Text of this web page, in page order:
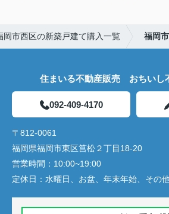
岡市西区の新築戸建て購入一覧 福岡
住まいる不動産販売 おちいし
092-409-4170
〒812-0061
福岡県福岡市東区筥松２丁目18-20
営業時間： 10:00~19:00
定休日： 水曜日、お盆、年末年始、その